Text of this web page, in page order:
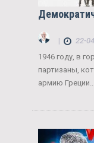
| 22-
1946 году, в
партизаны,
армию